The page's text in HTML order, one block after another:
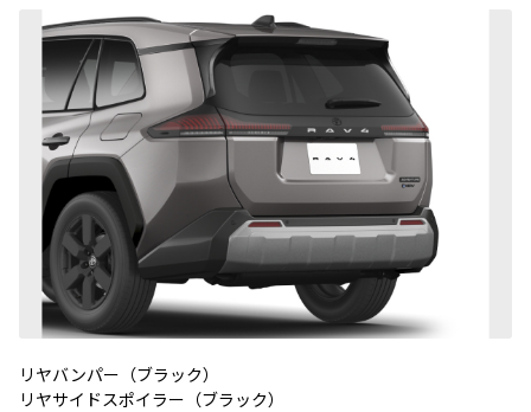
リヤバンパー（ブラック）
リヤサイドスポイラー（ブラック）